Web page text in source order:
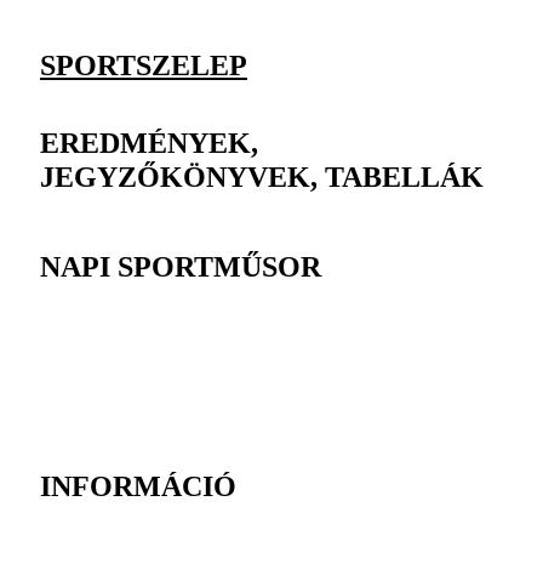
SPORTSZELEP
EREDMÉNYEK,
JEGYZŐKÖNYVEK, TABELLÁK
NAPI SPORTMŰSOR
INFORMÁCIÓ